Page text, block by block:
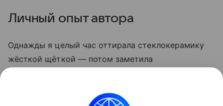
Личный опыт автора
Однажды я целый час оттирала стеклокерамику
жёсткой щёткой — потом заметила
стороной губки и содой. Теперь плита выглядит